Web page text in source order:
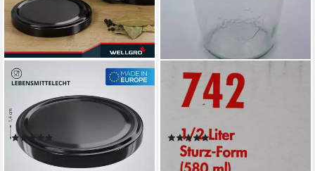
WELLGRO
TO 100 - Twist-Off-Deckel,
(12-tlg)
ab 11,95 €
lieferbar - in 3-4 Werktagen bei dir
WECK
Einmachglas 6 Weck
Einkochgläser Sturzform 580
(1)
ab 23,90 €
lieferbar - in 3-4 Werktagen bei dir